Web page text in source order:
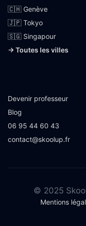
🇨🇭 Genève
🇯🇵 Tokyo
🇸🇬 Singapour
→ Toutes les villes
Devenir professeur
Blog
06 95 44 60 43
contact@skoolup.fr
© 2025
Mentions